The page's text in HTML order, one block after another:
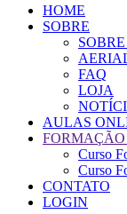
HOME
SOBRE
FAQ
LOJA
AULAS
Curso
Curso
CONTATO
LOGIN